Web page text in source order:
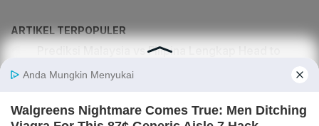
ARTIKEL TERPOPULER
Prediksi Malaysia vs Filipina Lengkap Head to
Prediksi Harganya